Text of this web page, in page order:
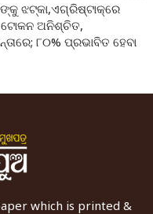
ଝଟ୍‌କା,ଏଗ୍ରିଷ୍ଟାକ୍‌ରେ
ଟୋକନ ଅନିଶ୍ଚିତ,
୮୦% ପ୍ରଭାବିତ ହେବା
which is printed &